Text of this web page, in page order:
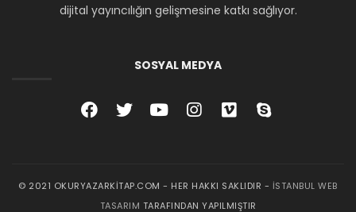
dijital yayıncılığın gelişmesine katkı sağlıyor.
SOSYAL MEDYA
© 2021 OKURYAZARKITAP.COM - HER HAKKI SAKLIDIR - İSTANBUL WEB
TASARIM TARAFINDAN YAPILMIŞTIR